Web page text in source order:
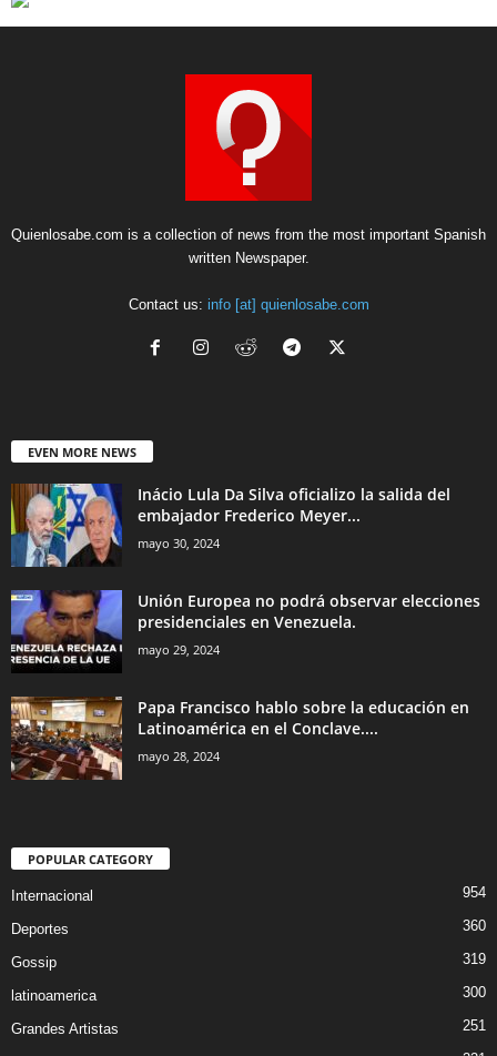
Quienlosabe.com is a collection of news from the most important Spanish
written Newspaper.
Contact us: info [at] quienlosabe.com
EVEN MORE NEWS
Inácio Lula Da Silva oficializo la salida del
embajador Frederico Meyer...
mayo 30, 2024
Unión Europea no podrá observar elecciones
presidenciales en Venezuela.
mayo 29, 2024
Papa Francisco hablo sobre la educación en
Latinoamérica en el Conclave....
mayo 28, 2024
POPULAR CATEGORY
Internacional 954
Deportes 360
Gossip 319
latinoamerica 300
Grandes Artistas 251